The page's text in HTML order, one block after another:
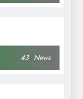
43 News